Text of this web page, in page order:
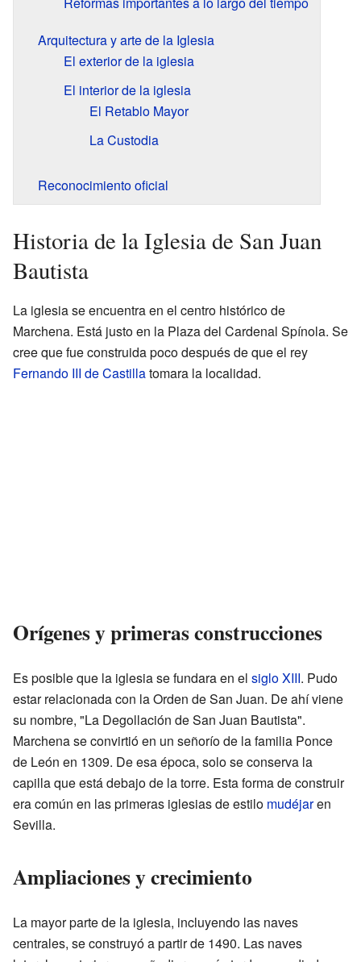
Arquitectura y arte de la Iglesia
El exterior de la iglesia
El interior de la iglesia
El Retablo Mayor
La Custodia
Reconocimiento oficial
Historia de la Iglesia de San Juan
Bautista
La iglesia se encuentra en el centro histórico de
Marchena. Está justo en la Plaza del Cardenal Spínola. Se
cree que fue construida poco después de que el rey
Fernando III de Castillatomara la localidad.
Orígenes y primeras construcciones
Es posible que la iglesia se fundara en el siglo XIII. Pudo
estar relacionada con la Orden de San Juan. De ahí viene
su nombre, "La Degollación de San Juan Bautista".
Marchena se convirtió en un señorío de la familia Ponce
de León en 1309. De esa época, solo se conserva la
capilla que está debajo de la torre. Esta forma de construir
era común en las primeras iglesias de estilo mudéjaren
Sevilla.
Ampliaciones y crecimiento
La mayor parte de la iglesia, incluyendo las naves
centrales, se construyó a partir de 1490. Las naves